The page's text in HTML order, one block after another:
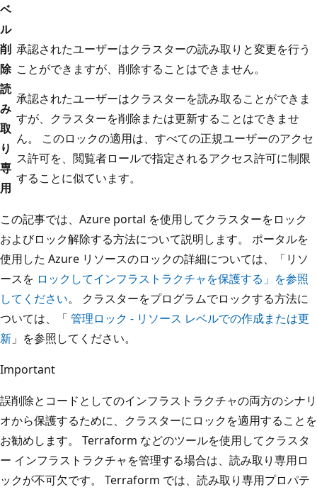
ベ
ル
削
除
承認されたユーザーはクラスターの読み取りと変更を行う
ことができますが、削除することはできません。
読
み
取
り
専
用
承認されたユーザーはクラスターを読み取ることができま
すが、クラスターを削除または更新することはできませ
ん。 このロックの適用は、すべての正規ユーザーのアクセ
ス許可を、閲覧者ロールで指定されるアクセス許可に制限
することに似ています。
この記事では、Azure portal を使用してクラスターをロック
およびロック解除する方法について説明します。 ポータルを
使用した Azure リソースのロックの詳細については、「リソ
ースを ロックしてインフラストラクチャを保護する」を参照
してください。 クラスターをプログラムでロックする方法に
ついては、「 管理ロック - リソース レベルでの作成または更
新 」を参照してください。
Important
誤削除とコードとしてのインフラストラクチャの両方のシナリ
オから保護するために、クラスターにロックを適用することを
お勧めします。 Terraform などのツールを使用してクラスタ
ー インフラストラクチャを管理する場合は、読み取り専用ロ
ックが不可欠です。 Terraform では、読み取り専用プロパテ